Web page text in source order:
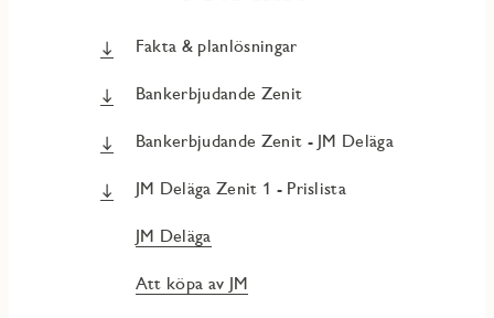
Fakta & planlösningar
Bankerbjudande Zenit
Bankerbjudande Zenit - JM Deläga
JM Deläga Zenit 1 - Prislista
JM Deläga
Att köpa av JM